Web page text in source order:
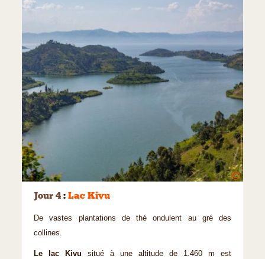
©
Jour 4 : Lac Kivu
De vastes plantations de thé ondulent au gré des
collines.
Le lac Kivu situé à une altitude de 1.460 m est